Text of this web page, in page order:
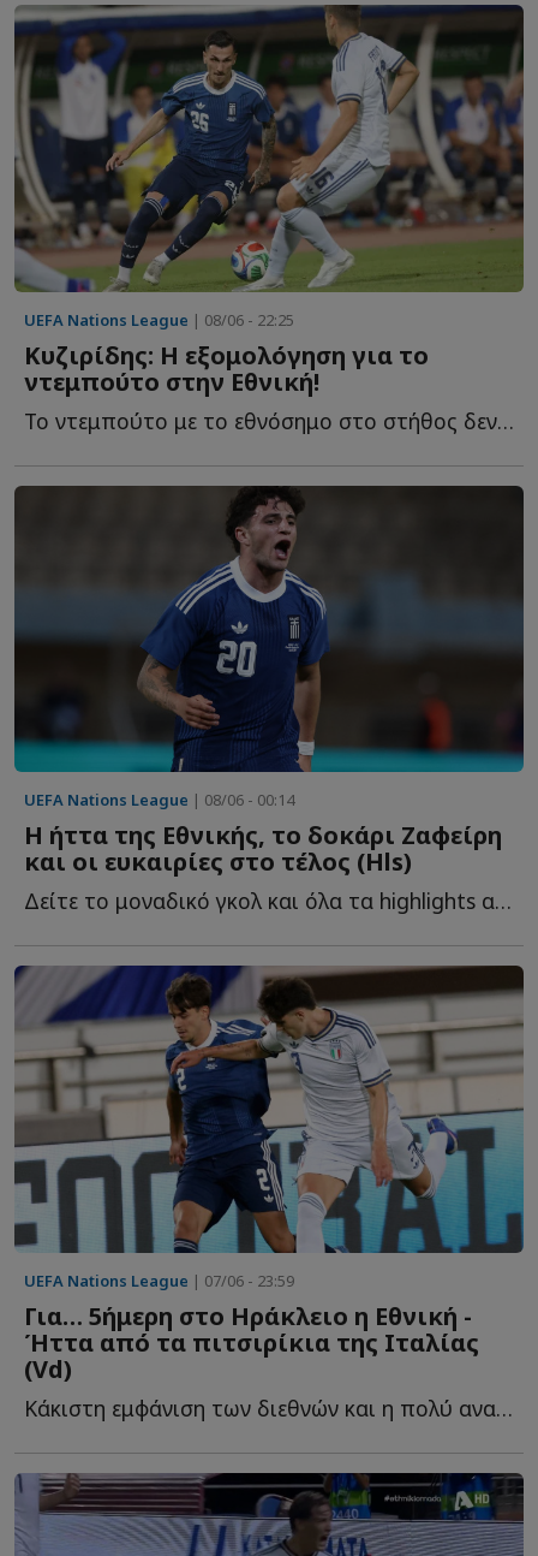
UEFA Nations League | 08/06 - 22:25
Kυζιρίδης: Η εξομολόγηση για το
ντεμπούτο στην Εθνική!
Το ντεμπούτο με το εθνόσημο στο στήθος δεν αποτελεί α...
UEFA Nations League | 08/06 - 00:14
Η ήττα της Εθνικής, το δοκάρι Ζαφείρη
και οι ευκαιρίες στο τέλος (Hls)
Δείτε το μοναδικό γκολ και όλα τα highlights από τη φιλική ή...
UEFA Nations League | 07/06 - 23:59
Για… 5ήμερη στο Ηράκλειο η Εθνική -
Ήττα από τα πιτσιρίκια της Ιταλίας
(Vd)
Kάκιστη εμφάνιση των διεθνών και η πολύ ανανεωμένη �...